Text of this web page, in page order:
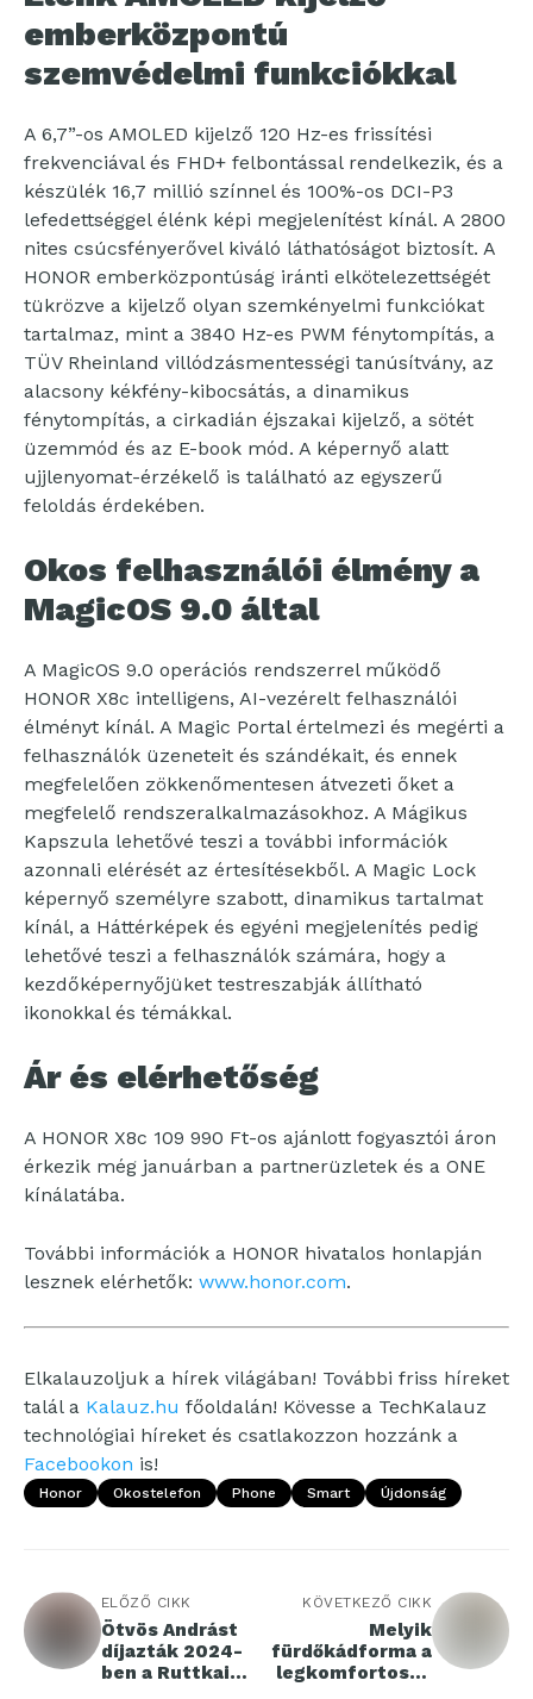
emberközpontú
szemvédelmi funkciókkal
A 6,7”-os AMOLED kijelző 120 Hz-es frissítési
frekvenciával és FHD+ felbontással rendelkezik, és a
készülék 16,7 millió színnel és 100%-os DCI-P3
lefedettséggel élénk képi megjelenítést kínál. A 2800
nites csúcsfényerővel kiváló láthatóságot biztosít. A
HONOR emberközpontúság iránti elkötelezettségét
tükrözve a kijelző olyan szemkényelmi funkciókat
tartalmaz, mint a 3840 Hz-es PWM fénytompítás, a
TÜV Rheinland villódzásmentességi tanúsítvány, az
alacsony kékfény-kibocsátás, a dinamikus
fénytompítás, a cirkadián éjszakai kijelző, a sötét
üzemmód és az E-book mód. A képernyő alatt
ujjlenyomat-érzékelő is található az egyszerű
feloldás érdekében.
Okos felhasználói élmény a
MagicOS 9.0 által
A MagicOS 9.0 operációs rendszerrel működő
HONOR X8c intelligens, AI-vezérelt felhasználói
élményt kínál. A Magic Portal értelmezi és megérti a
felhasználók üzeneteit és szándékait, és ennek
megfelelően zökkenőmentesen átvezeti őket a
megfelelő rendszeralkalmazásokhoz. A Mágikus
Kapszula lehetővé teszi a további információk
azonnali elérését az értesítésekből. A Magic Lock
képernyő személyre szabott, dinamikus tartalmat
kínál, a Háttérképek és egyéni megjelenítés pedig
lehetővé teszi a felhasználók számára, hogy a
kezdőképernyőjüket testreszabják állítható
ikonokkal és témákkal.
Ár és elérhetőség
A HONOR X8c 109 990 Ft-os ajánlott fogyasztói áron
érkezik még januárban a partnerüzletek és a ONE
kínálatába.
További információk a HONOR hivatalos honlapján
lesznek elérhetők: www.honor.com.
Elkalauzoljuk a hírek világában! További friss híreket
talál a Kalauz.hu főoldalán! Kövesse a TechKalauz
technológiai híreket és csatlakozzon hozzánk a
Facebookon is!
Honor Okostelefon Phone Smart Újdonság
ELŐZŐ CIKK
Ötvös Andrást
díjazták 2024-
ben a Ruttkai
KÖVETKEZŐ CIKK
Melyik
fürdőkádforma a
legkomfortosab